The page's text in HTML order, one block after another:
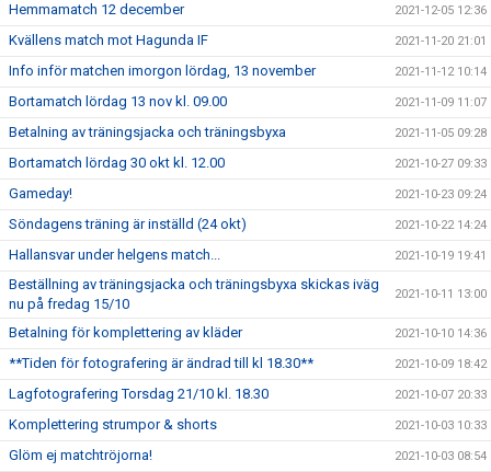
Hemmamatch 12 december 2021-12-05 12:36
Kvällens match mot Hagunda IF 2021-11-20 21:01
Info inför matchen imorgon lördag, 13 november 2021-11-12 10:14
Bortamatch lördag 13 nov kl. 09.00 2021-11-09 11:07
Betalning av träningsjacka och träningsbyxa 2021-11-05 09:28
Bortamatch lördag 30 okt kl. 12.00 2021-10-27 09:33
Gameday! 2021-10-23 09:24
Söndagens träning är inställd (24 okt) 2021-10-22 14:24
Hallansvar under helgens match... 2021-10-19 19:41
Beställning av träningsjacka och träningsbyxa skickas iväg
nu på fredag 15/10
2021-10-11 13:00
Betalning för komplettering av kläder 2021-10-10 14:36
**Tiden för fotografering är ändrad till kl 18.30** 2021-10-09 18:42
Lagfotografering Torsdag 21/10 kl. 18.30 2021-10-07 20:33
Komplettering strumpor & shorts 2021-10-03 10:33
Glöm ej matchtröjorna! 2021-10-03 08:54